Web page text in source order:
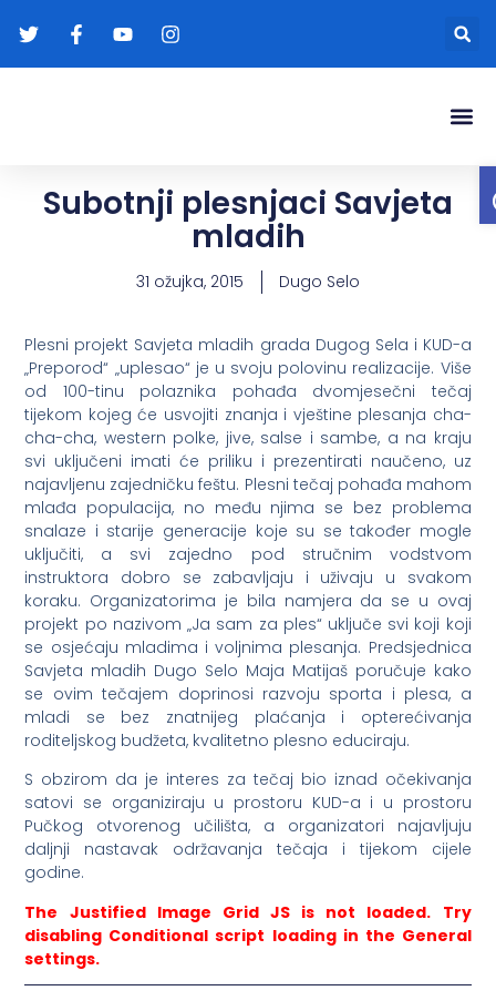
Subotnji plesnjaci Savjeta
mladih
31 ožujka, 2015 Dugo Selo
Plesni projekt Savjeta mladih grada Dugog Sela i KUD-a
„Preporod“ „uplesao“ je u svoju polovinu realizacije. Više
od 100-tinu polaznika pohađa dvomjesečni tečaj
tijekom kojeg će usvojiti znanja i vještine plesanja cha-
cha-cha, western polke, jive, salse i sambe, a na kraju
svi uključeni imati će priliku i prezentirati naučeno, uz
najavljenu zajedničku feštu. Plesni tečaj pohađa mahom
mlađa populacija, no među njima se bez problema
snalaze i starije generacije koje su se također mogle
uključiti, a svi zajedno pod stručnim vodstvom
instruktora dobro se zabavljaju i uživaju u svakom
koraku. Organizatorima je bila namjera da se u ovaj
projekt po nazivom „Ja sam za ples“ uključe svi koji koji
se osjećaju mladima i voljnima plesanja. Predsjednica
Savjeta mladih Dugo Selo Maja Matijaš poručuje kako
se ovim tečajem doprinosi razvoju sporta i plesa, a
mladi se bez znatnijeg plaćanja i opterećivanja
roditeljskog budžeta, kvalitetno plesno educiraju.
S obzirom da je interes za tečaj bio iznad očekivanja
satovi se organiziraju u prostoru KUD-a i u prostoru
Pučkog otvorenog učilišta, a organizatori najavljuju
daljnji nastavak održavanja tečaja i tijekom cijele
godine.
The Justified Image Grid JS is not loaded. Try
disabling Conditional script loading in the General
settings.